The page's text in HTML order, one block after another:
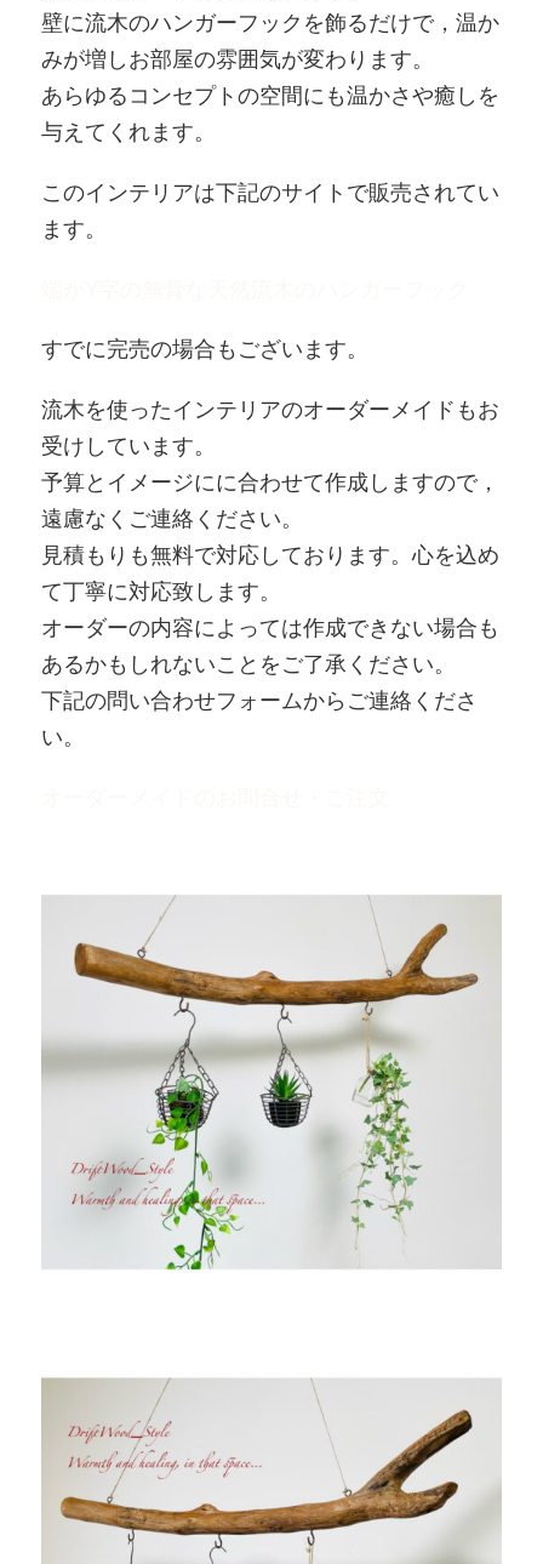
壁に流木のハンガーフックを飾るだけで，温か
みが増しお部屋の雰囲気が変わります。
あらゆるコンセプトの空間にも温かさや癒しを
与えてくれます。
このインテリアは下記のサイトで販売されてい
ます。
すでに完売の場合もございます。
流木を使ったインテリアのオーダーメイドもお
受けしています。
予算とイメージにに合わせて作成しますので，
遠慮なくご連絡ください。
見積もりも無料で対応しております。心を込め
て丁寧に対応致します。
オーダーの内容によっては作成できない場合も
あるかもしれないことをご了承ください。
下記の問い合わせフォームからご連絡くださ
い。